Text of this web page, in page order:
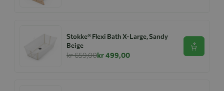
Stokke® Flexi Bath X-Large, Sandy
Beige
kr 659,00kr 499,00
Se